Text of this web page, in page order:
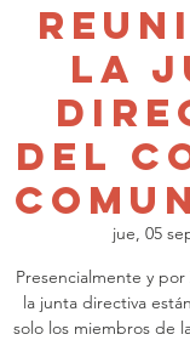
la
del
jue, 05
Presencialmente y
la junta directiva
solo los miembros de